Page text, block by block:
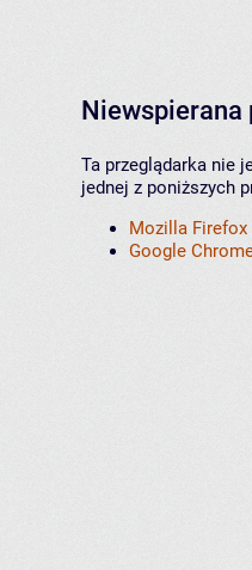
Niewspierana
Ta przeglądarka nie
jednej z poniższych
Mozilla Firefox
Google